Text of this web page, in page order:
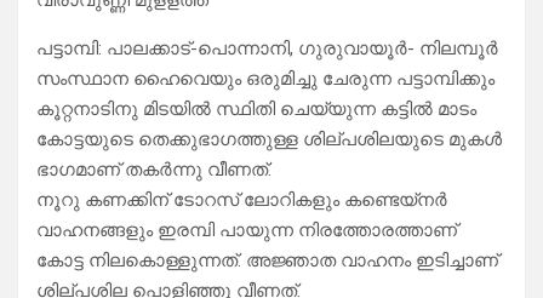
പട്ടാമ്പി: പാലക്കാട്-പൊന്നാനി, ഗുരുവായൂർ- നിലമ്പൂർ
സംസ്ഥാന ഹൈവെയും ഒരുമിച്ചു ചേരുന്ന പട്ടാമ്പിക്കും
കൂറ്റനാടിനു മിടയിൽ സ്ഥിതി ചെയ്യുന്ന കട്ടിൽ മാടം
കോട്ടയുടെ തെക്കുഭാഗത്തുള്ള ശില്പശിലയുടെ മുകൾ
ഭാഗമാണ് തകർന്നു വീണത്.
നൂറു കണക്കിന് ടോറസ് ലോറികളും കണ്ടെയ്നർ
വാഹനങ്ങളും ഇരമ്പി പായുന്ന നിരത്തോരത്താണ്
കോട്ട നിലകൊള്ളുന്നത്. അജ്ഞാത വാഹനം ഇടിച്ചാണ്
ശില്പശില പൊളിഞ്ഞു വീണത്.